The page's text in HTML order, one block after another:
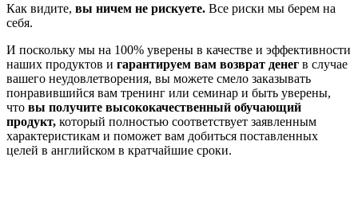
Как видите, вы ничем не рискуете. Все риски мы берем на
себя.
И поскольку мы на 100% уверены в качестве и эффективности
наших продуктов и гарантируем вам возврат денег в случае
вашего неудовлетворения, вы можете смело заказывать
понравившийся вам тренинг или семинар и быть уверены,
что вы получите высококачественный обучающий
продукт, который полностью соответствует заявленным
характеристикам и поможет вам добиться поставленных
целей в английском в кратчайшие сроки.